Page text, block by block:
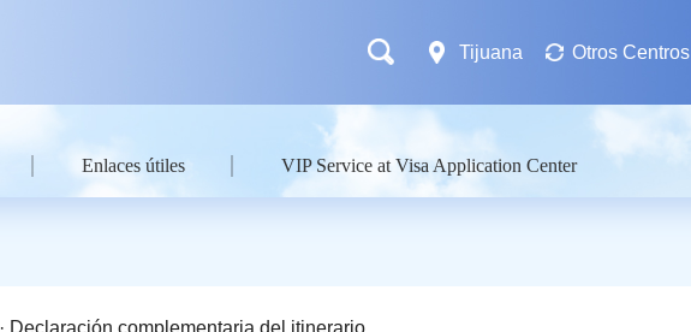
Tijuana Otros Centros
Enlaces útiles VIP Service at Visa Application Center
· Declaración complementaria del itinerario